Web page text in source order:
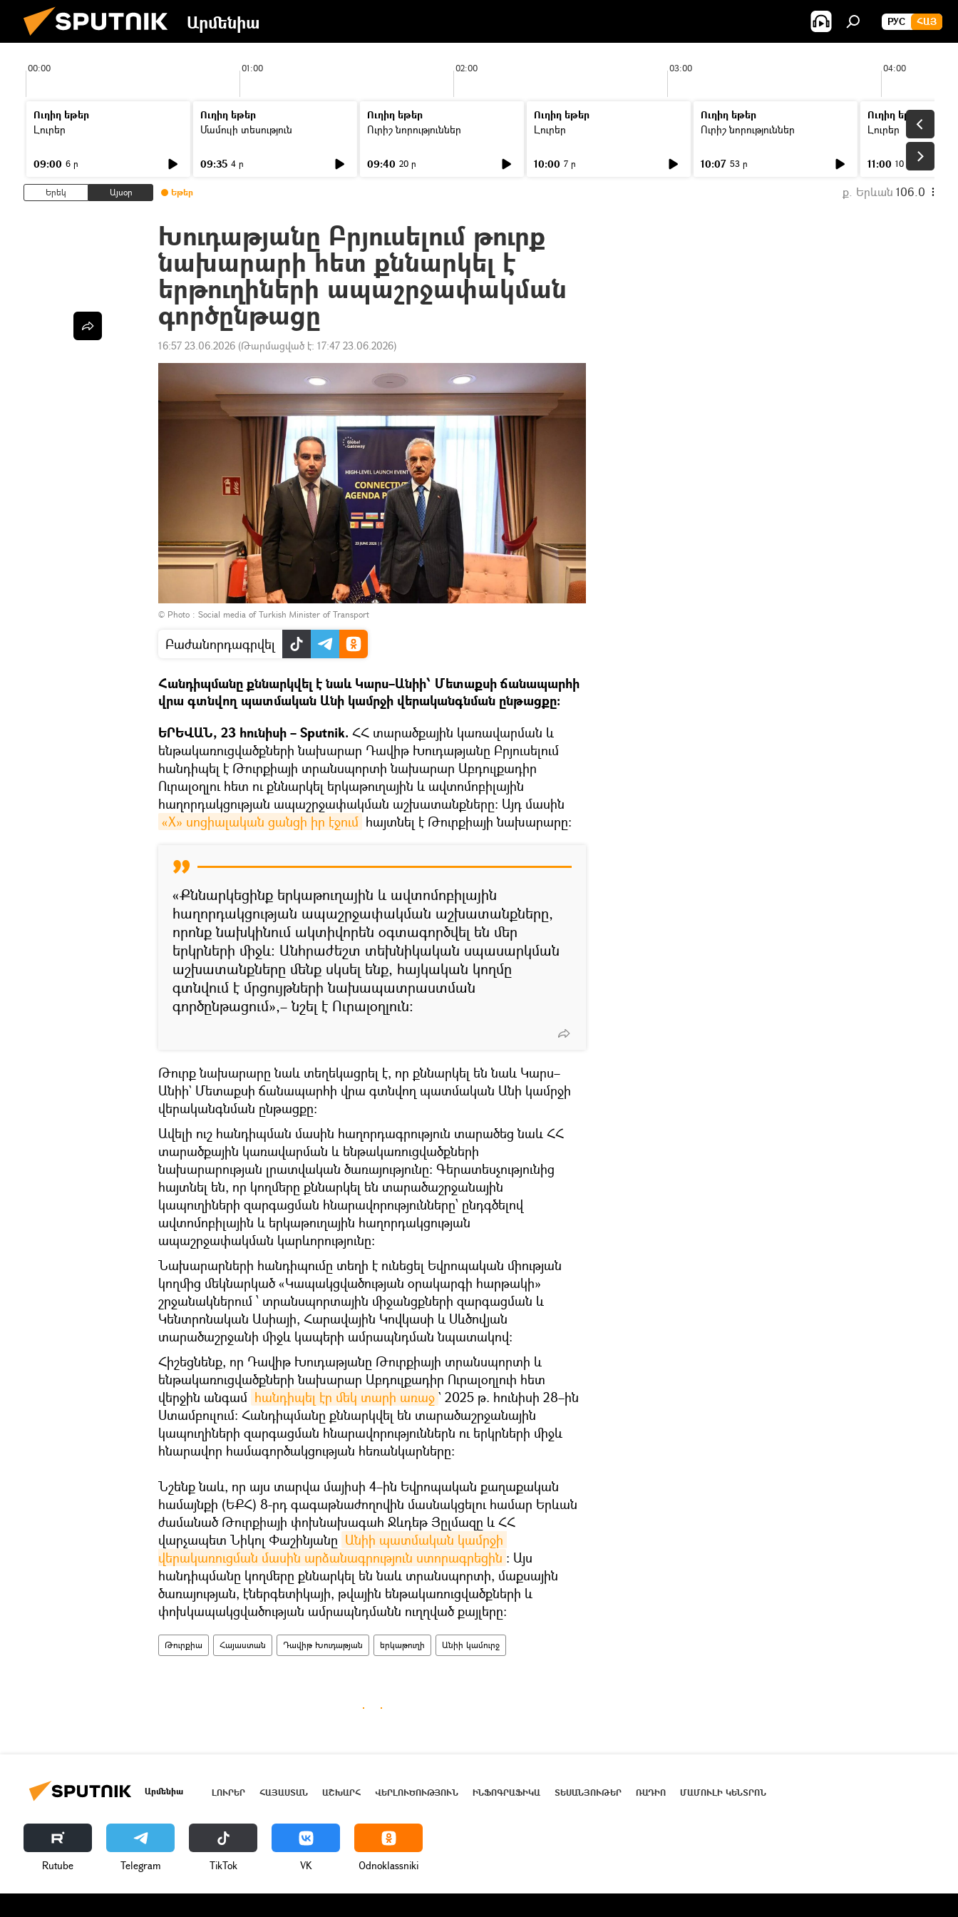
Արմենիա РУС ՀԱՅ
00:00 01:00 02:00 03:00 04:00
Ուղիղ եթեր
Լուրեր
09:00 6 ր
Ուղիղ եթեր
Մամուլի տեսություն
09:35 4 ր
Ուղիղ եթեր
Ուրիշ նորություններ
09:40 20 ր
Ուղիղ եթեր
Լուրեր
10:00 7 ր
Ուղիղ եթեր
Ուրիշ նորություններ
10:07 53 ր
Ուղիղ եթեր
Լուրեր
11:00 10 ր
Երեկ Այսօր Եթեր ք. Երևան 106.0
Խուդաթյանը Բրյուսելում թուրք
նախարարի հետ քննարկել է
երթուղիների ապաշրջափակման
գործընթացը
16:57 23.06.2026 (Թարմացված է: 17:47 23.06.2026)
© Photo : Social media of Turkish Minister of Transport
Բաժանորդագրվել
Հանդիպմանը քննարկվել է նաև Կարս–Անիի՝ Մետաքսի ճանապարհի
վրա գտնվող պատմական Անի կամրջի վերականգնման ընթացքը:
ԵՐԵՎԱՆ, 23 հունիսի – Sputnik. ՀՀ տարածքային կառավարման և
ենթակառուցվածքների նախարար Դավիթ Խուդաթյանը Բրյուսելում
հանդիպել է Թուրքիայի տրանսպորտի նախարար Աբդուլքադիր
Ուրալօղլու հետ ու քննարկել երկաթուղային և ավտոմոբիլային
հաղորդակցության ապաշրջափակման աշխատանքները։ Այդ մասին
«X» սոցիալական ցանցի իր էջում հայտնել է Թուրքիայի նախարարը։
«Քննարկեցինք երկաթուղային և ավտոմոբիլային
հաղորդակցության ապաշրջափակման աշխատանքները,
որոնք նախկինում ակտիվորեն օգտագործվել են մեր
երկրների միջև: Անհրաժեշտ տեխնիկական սպասարկման
աշխատանքները մենք սկսել ենք, հայկական կողմը
գտնվում է մրցույթների նախապատրաստման
գործընթացում»,– նշել է Ուրալօղլուն:
Թուրք նախարարը նաև տեղեկացրել է, որ քննարկել են նաև Կարս–
Անիի` Մետաքսի ճանապարհի վրա գտնվող պատմական Անի կամրջի
վերականգնման ընթացքը:
Ավելի ուշ հանդիպման մասին հաղորդագրություն տարածեց նաև ՀՀ
տարածքային կառավարման և ենթակառուցվածքների
նախարարության լրատվական ծառայությունը: Գերատեսչությունից
հայտնել են, որ կողմերը քննարկել են տարածաշրջանային
կապուղիների զարգացման հնարավորությունները՝ ընդգծելով
ավտոմոբիլային և երկաթուղային հաղորդակցության
ապաշրջափակման կարևորությունը:
Նախարարների հանդիպումը տեղի է ունեցել Եվրոպական միության
կողմից մեկնարկած «Կապակցվածության օրակարգի հարթակի»
շրջանակներում ՝ տրանսպորտային միջանցքների զարգացման և
Կենտրոնական Ասիայի, Հարավային Կովկասի և Սևծովյան
տարածաշրջանի միջև կապերի ամրապնդման նպատակով:
Հիշեցնենք, որ Դավիթ Խուդաթյանը Թուրքիայի տրանսպորտի և
ենթակառուցվածքների նախարար Աբդուլքադիր Ուրալօղլուի հետ
վերջին անգամ հանդիպել էր մեկ տարի առաջ ` 2025 թ. հունիսի 28–ին
Ստամբուլում։ Հանդիպմանը քննարկվել են տարածաշրջանային
կապուղիների զարգացման հնարավորություններն ու երկրների միջև
հնարավոր համագործակցության հեռանկարները։
Նշենք նաև, որ այս տարվա մայիսի 4–ին Եվրոպական քաղաքական
համայնքի (ԵՔՀ) 8-րդ գագաթնաժողովին մասնակցելու համար Երևան
ժամանած Թուրքիայի փոխնախագահ Ջևդեթ Յըլմազը և ՀՀ
վարչապետ Նիկոլ Փաշինյանը Անիի պատմական կամրջի
վերակառուցման մասին արձանագրություն ստորագրեցին ։ Այս
հանդիպմանը կողմերը քննարկել են նաև տրանսպորտի, մաքսային
ծառայության, էներգետիկայի, թվային ենթակառուցվածքների և
փոխկապակցվածության ամրապնդմանն ուղղված քայլերը։
Թուրքիա Հայաստան Դավիթ Խուդաթյան երկաթուղի Անիի կամուրջ
Արմենիա ԼՈՒՐԵՐ ՀԱՅԱՍՏԱՆ ԱՇԽԱՐՀ ՎԵՐԼՈՒԾՈՒԹՅՈՒՆ ԻՆՖՈԳՐԱՖԻԿԱ ՏԵՍԱՆՅՈՒԹԵՐ ՌԱԴԻՈ ՄԱՄՈՒԼԻ ԿԵՆՏՐՈՆ
Rutube Telegram ТikТоk VK Odnoklassniki